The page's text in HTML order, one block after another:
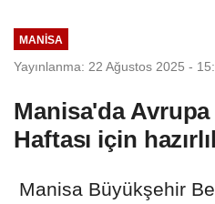
MANİSA
Yayınlanma: 22 Ağustos 2025 -
Manisa'da
Haftası için
Manisa Büyükşehir